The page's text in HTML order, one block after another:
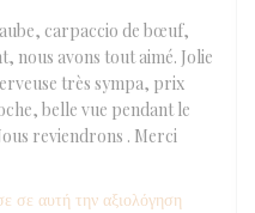
carpaccio de bœuf,
nous avons tout aimé. Jolie
très sympa, prix
belle vue pendant le
reviendrons . Merci
σε αυτή την αξιολόγηση